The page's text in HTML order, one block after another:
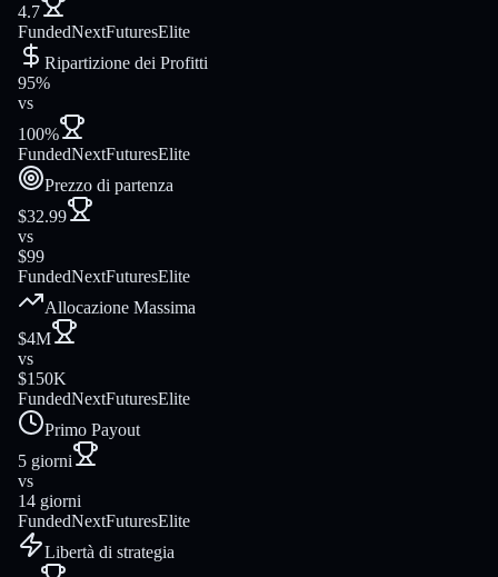
4.7
FundedNextFuturesElite
Ripartizione dei Profitti
95%
vs
100%
FundedNextFuturesElite
Prezzo di partenza
$32.99
vs
$99
FundedNextFuturesElite
Allocazione Massima
$4M
vs
$150K
FundedNextFuturesElite
Primo Payout
5 giorni
vs
14 giorni
FundedNextFuturesElite
Libertà di strategia